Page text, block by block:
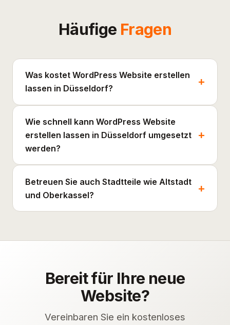
Häufige Fragen
Was kostet WordPress Website erstellen
lassen in Düsseldorf?
Wie schnell kann WordPress Website
erstellen lassen in Düsseldorf umgesetzt
werden?
Betreuen Sie auch Stadtteile wie Altstadt
und Oberkassel?
Bereit für Ihre neue
Website?
Vereinbaren Sie ein kostenloses